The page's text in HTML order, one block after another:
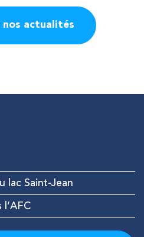
nos actualités
lac Saint-Jean
l’AFC